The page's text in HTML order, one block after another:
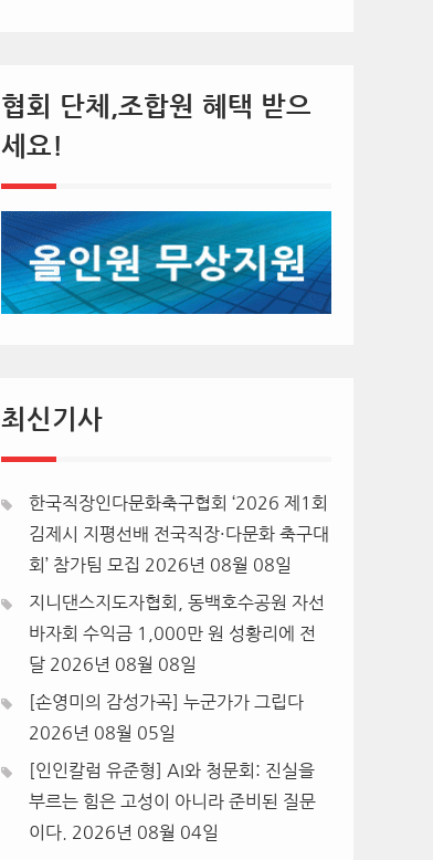
협회 단체,조합원 혜택 받으
세요!
최신기사
한국직장인다문화축구협회 ‘2026 제1회
김제시 지평선배 전국직장·다문화 축구대
회’ 참가팀 모집 2026년 08월 08일
지니댄스지도자협회, 동백호수공원 자선
바자회 수익금 1,000만 원 성황리에 전
달 2026년 08월 08일
[손영미의 감성가곡] 누군가가 그립다
2026년 08월 05일
[인인칼럼 유준형] AI와 청문회: 진실을
부르는 힘은 고성이 아니라 준비된 질문
이다.
2026년 08월 04일